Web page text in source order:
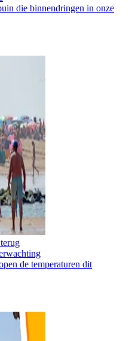
die binnendringen in onze
de temperaturen dit